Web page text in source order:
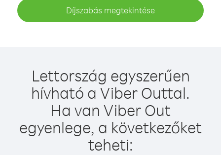
Díjszabás megtekintése
Lettország egyszerűen
hívható a Viber Outtal.
Ha van Viber Out
egyenlege, a következőket
teheti: